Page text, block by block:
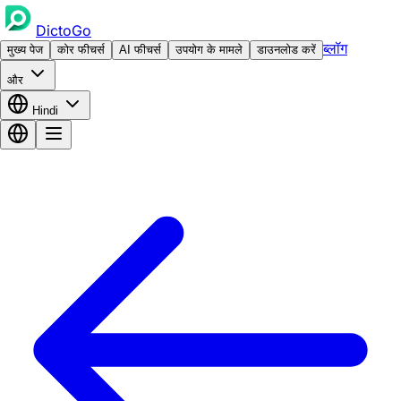
DictoGo
मुख्य पेज कोर फीचर्स AI फीचर्स उपयोग के मामले डाउनलोड करें ब्लॉग
और
Hindi